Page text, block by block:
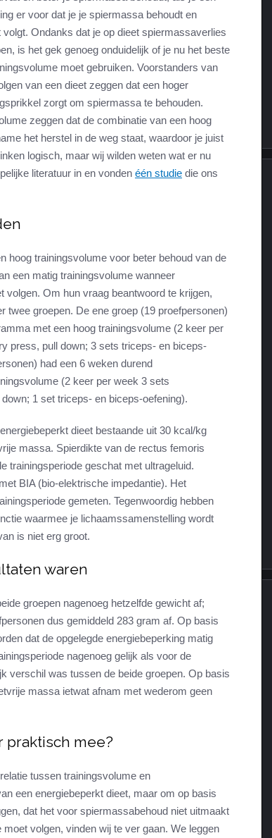
Cardiotraining
Combi van cardio en kracht
Trainingsfouten top 10
Veel gestelde vragen
Nutriënt Timing
Veel gestelde vragen
er voor dat je je spiermassa behoudt en
Ondanks dat je op dieet spiermassaverlies
is het gek genoeg onduidelijk of je nu het beste
moet gebruiken. Voorstanders van
van een dieet zeggen dat een hoger
zorgt om spiermassa te behouden.
zeggen dat de combinatie van een hoog
het herstel in de weg staat, waardoor je juist
logisch, maar wij wilden weten wat er nu
literatuur in en vonden één studie die ons
hoog trainingsvolume voor beter behoud van de
een matig trainingsvolume wanneer
volgen. Om hun vraag beantwoord te krijgen,
twee groepen. De ene groep (19 proefpersonen)
met een hoog trainingsvolume (2 keer per
press, pull down; 3 sets triceps- en biceps-
had een 6 weken durend
(2 keer per week 3 sets
1 set triceps- en biceps-oefening).
dieet bestaande uit 30 kcal/kg
massa. Spierdikte van de rectus femoris
trainingsperiode geschat met ultrageluid.
BIA (bio-elektrische impedantie). Het
gemeten. Tegenwoordig hebben
waarmee je lichaamssamenstelling wordt
is niet erg groot.
waren
groepen nagenoeg hetzelfde gewicht af;
dus gemiddeld 283 gram af. Op basis
dat de opgelegde energiebeperking matig
nagenoeg gelijk als voor de
verschil was tussen de beide groepen. Op basis
massa ietwat afnam met wederom geen
praktisch mee?
tussen trainingsvolume en
een energiebeperkt dieet, maar om op basis
dat het voor spiermassabehoud niet uitmaakt
volgen, vinden wij te ver gaan. We leggen